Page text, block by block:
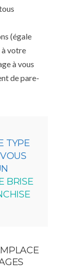
(égale
à votre
à vous
de pare-
TYPE
BRISE